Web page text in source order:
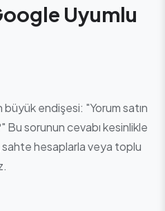
Uyumlu
endişesi: "Yorum satın
Bu sorunun cevabı kesinlikle
hesaplarla veya toplu